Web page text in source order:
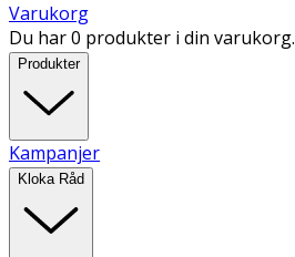
Varukorg
Du har 0 produkter i din varukorg.
Produkter
Kampanjer
Kloka Råd